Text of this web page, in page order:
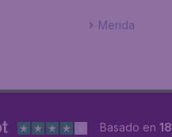
Merida
Basado en